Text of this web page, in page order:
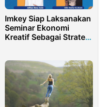
Imkey Siap Laksanakan
Seminar Ekonomi
Kreatif Sebagai Strategi